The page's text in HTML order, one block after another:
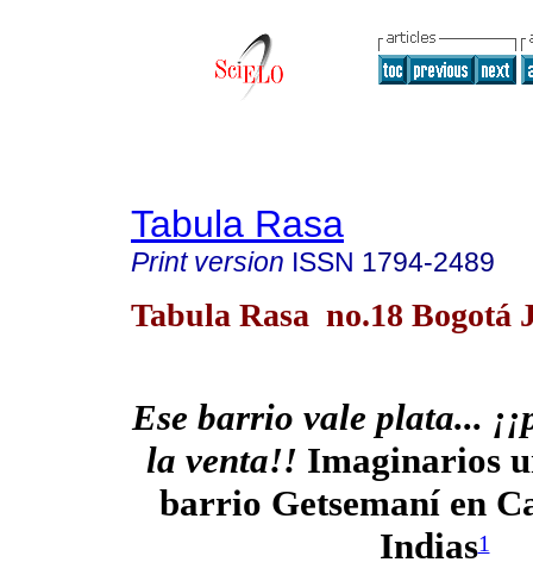
Tabula Rasa
Print version ISSN 1794-2489
Tabula Rasa no.18 Bogotá
Ese barrio vale plata...
la venta!! Imaginarios
barrio Getsemaní en
Indias1